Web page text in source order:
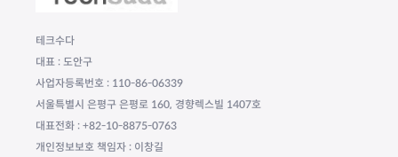
테크수다
대표 : 도안구
사업자등록번호 : 110-86-06339
서울특별시 은평구 은평로 160, 경향렉스빌 1407호
대표전화 : +82-10-8875-0763
개인정보보호 책임자 : 이창길